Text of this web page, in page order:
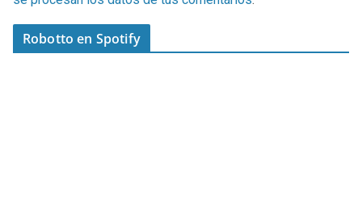
Robotto en Spotify